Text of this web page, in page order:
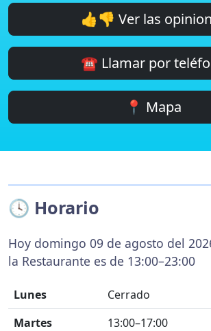
👍👎 Ver las
☎️ Llamar por
📍 Mapa
🕓 Horario
Hoy domingo 09 de agosto del
la Restaurante es de 13:00–23:00
Lunes
Cerrado
Martes
13:00–17:00